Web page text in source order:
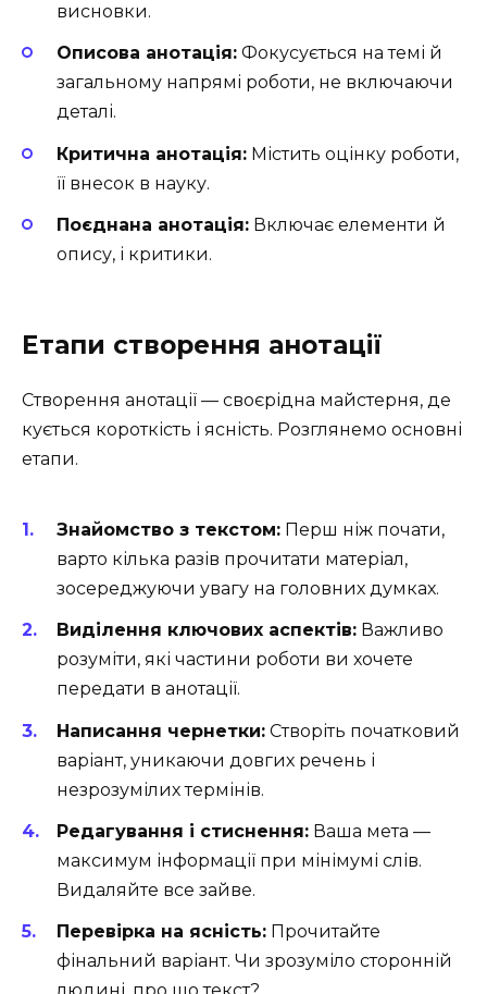
висновки.
Описова анотація: Фокусується на темі й
загальному напрямі роботи, не включаючи
деталі.
Критична анотація: Містить оцінку роботи,
її внесок в науку.
Поєднана анотація: Включає елементи й
опису, і критики.
Етапи створення анотації
Створення анотації — своєрідна майстерня, де
кується короткість і ясність. Розглянемо основні
етапи.
Знайомство з текстом: Перш ніж почати,
варто кілька разів прочитати матеріал,
зосереджуючи увагу на головних думках.
Виділення ключових аспектів: Важливо
розуміти, які частини роботи ви хочете
передати в анотації.
Написання чернетки: Створіть початковий
варіант, уникаючи довгих речень і
незрозумілих термінів.
Редагування і стиснення: Ваша мета —
максимум інформації при мінімумі слів.
Видаляйте все зайве.
Перевірка на ясність: Прочитайте
фінальний варіант. Чи зрозуміло сторонній